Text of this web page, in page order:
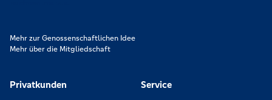
Mehr zur Genossenschaftlichen Idee
Mehr über die Mitgliedschaft
Privatkunden Service